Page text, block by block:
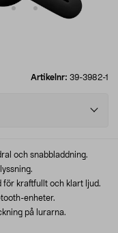
Artikelnr: 39-3982-1
och snabbladdning.
för kraftfullt och klart ljud.
enheter.
på lurarna.